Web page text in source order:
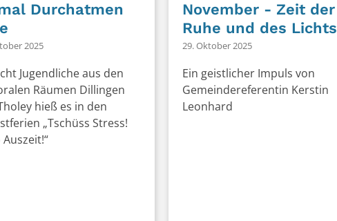
Durchatmen
2025
Jugendliche aus den
Räumen Dillingen
hieß es in den
„Tschüss Stress!
November - Zeit der
Ruhe und des Lichts
29. Oktober 2025
Ein geistlicher Impuls von
Gemeindereferentin Kerstin
Leonhard